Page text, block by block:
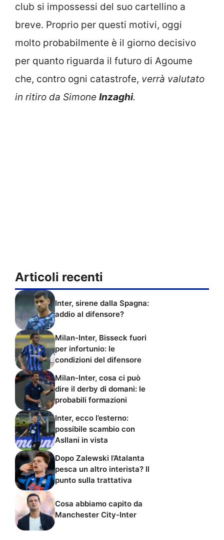
club si impossessi del suo cartellino a
breve. Proprio per questi motivi, oggi
molto probabilmente è il giorno decisivo
per quanto riguarda il futuro di Agoume
che, contro ogni catastrofe, verrà valutato
in ritiro da Simone Inzaghi.
Articoli recenti
Inter, sirene dalla Spagna:
addio al difensore?
Milan-Inter, Bisseck fuori
per infortunio: le
condizioni del difensore
Milan-Inter, cosa ci può
dire il derby di domani: le
probabili formazioni
Inter, ecco l’esterno:
possibile scambio con
Asllani in vista
Dopo Zalewski l’Atalanta
pesca un altro interista? Il
punto sulla trattativa
Cosa abbiamo capito da
Manchester City-Inter